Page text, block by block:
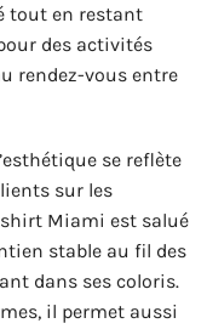
tout en restant
des activités
rendez-vous entre
se reflète
sur les
shirt Miami est salué
stable au fil des
dans ses coloris.
il permet aussi